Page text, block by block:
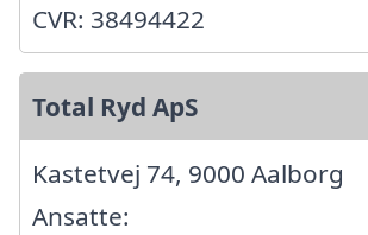
CVR: 38494422
Total Ryd ApS
Kastetvej 74, 9000 Aalborg
Ansatte: